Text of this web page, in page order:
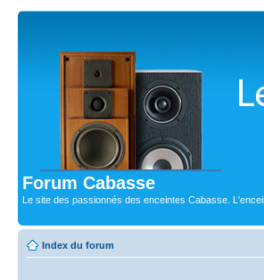
Forum Cabasse
Le site des passionnés des enceintes Cabasse.
Index du forum